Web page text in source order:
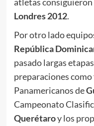
Londres 2012.
Por otro lado
República
pasado largas
preparaciones
Panamericanos de
Campeonato
Querétaroy los